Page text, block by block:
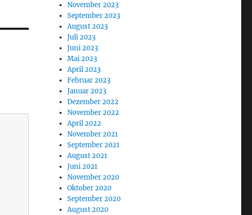
November 2023
September 2023
August 2023
Juli 2023
Juni 2023
Mai 2023
April 2023
Februar 2023
Januar 2023
Dezember 2022
November 2022
April 2022
November 2021
September 2021
August 2021
Juni 2021
November 2020
Oktober 2020
September 2020
August 2020